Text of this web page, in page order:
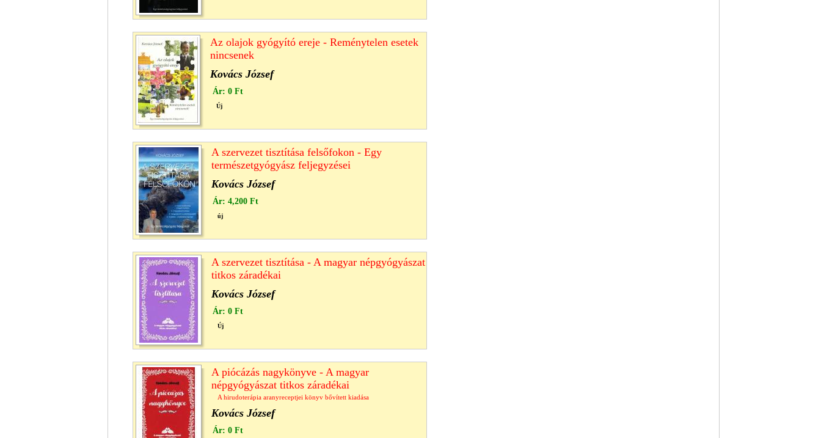
Az olajok gyógyító ereje - Reménytelen esetek
nincsenek
Kovács József
Ár: 0 Ft
Új
A szervezet tisztítása felsőfokon - Egy
természetgyógyász feljegyzései
Kovács József
Ár: 4,200 Ft
új
A szervezet tisztítása - A magyar népgyógyászat
titkos záradékai
Kovács József
Ár: 0 Ft
Új
A piócázás nagykönyve - A magyar
népgyógyászat titkos záradékai
A hirudoterápia aranyreceptjei könyv bővített kiadása
Kovács József
Ár: 0 Ft